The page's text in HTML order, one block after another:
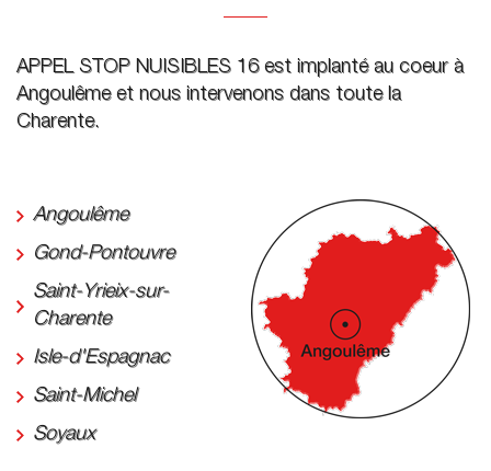
APPEL STOP NUISIBLES 16 est implanté au coeur à
Angoulême et nous intervenons dans toute la
Charente.
Angoulême
Gond-Pontouvre
Saint-Yrieix-sur-
Charente
Isle-d'Espagnac
Saint-Michel
Soyaux